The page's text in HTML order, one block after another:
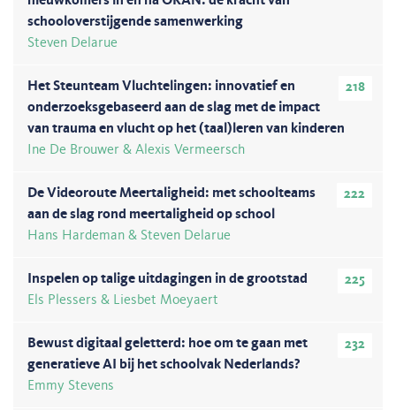
schooloverstijgende samenwerking
Steven Delarue
218
Het Steunteam Vluchtelingen: innovatief en
onderzoeksgebaseerd aan de slag met de impact
van trauma en vlucht op het (taal)leren van kinderen
Ine De Brouwer & Alexis Vermeersch
222
De Videoroute Meertaligheid: met schoolteams
aan de slag rond meertaligheid op school
Hans Hardeman & Steven Delarue
225
Inspelen op talige uitdagingen in de grootstad
Els Plessers & Liesbet Moeyaert
232
Bewust digitaal geletterd: hoe om te gaan met
generatieve AI bij het schoolvak Nederlands?
Emmy Stevens